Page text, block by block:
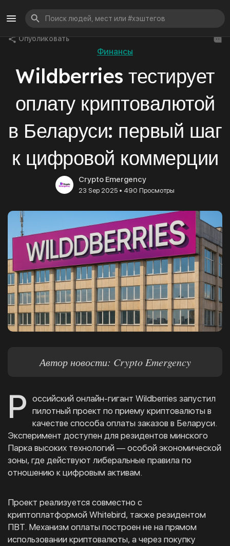
Опубликовать
Финансы
Wildberries тестирует
оплату криптовалютой
в Беларуси: первый шаг
к цифровой коммерции
Crypto Emergency
23 Sep 2025 • 490 Просмотры
Автор новости: Crypto Emergency
Р оссийский онлайн-гигант Wildberries запустил
пилотный проект по приему криптовалюты в
качестве способа оплаты заказов в Беларуси.
Эксперимент доступен для резидентов минского
Парка высоких технологий — особой экономической
зоны, где действуют либеральные правила по
отношению к цифровым активам.
Проект реализуется совместно с
криптоплатформой Whitebird, также резидентом
ПВТ. Механизм оплаты построен не на прямом
использовании криптовалюты, а через покупку